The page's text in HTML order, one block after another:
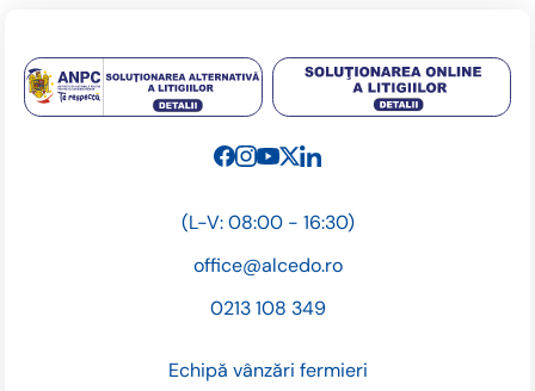
(L-V: 08:00 - 16:30)
office@alcedo.ro
0213 108 349
Echipă vânzări fermieri